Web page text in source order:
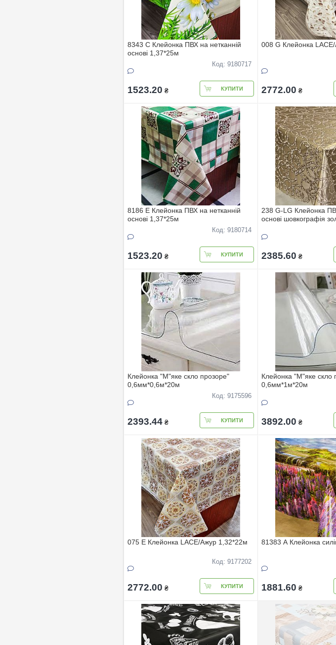
8343 C Клейонка ПВХ на нетканнiй
основi 1,37*25м
Код: 9180717
1523.20 ₴ КУПИТИ
008 G Клейонка
2772.00 ₴
8186 E Клейонка ПВХ на нетканнiй
основi 1,37*25м
Код: 9180714
1523.20 ₴ КУПИТИ
238 G-LG Клейонка
основi шовкографiя
2385.60 ₴
Клейонка "М"яке скло прозоре"
0,6мм*0,6м*20м
Код: 9175596
2393.44 ₴ КУПИТИ
Клейонка "М"яке скло
0,6мм*1м*20м
3892.00 ₴
075 Е Клейонка LACE/Ажур 1,32*22м
Код: 9177202
2772.00 ₴ КУПИТИ
81383 А Клейонка
1881.60 ₴